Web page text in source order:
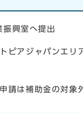
振興室へ提出
ジャパンエリア
補助金の対象外